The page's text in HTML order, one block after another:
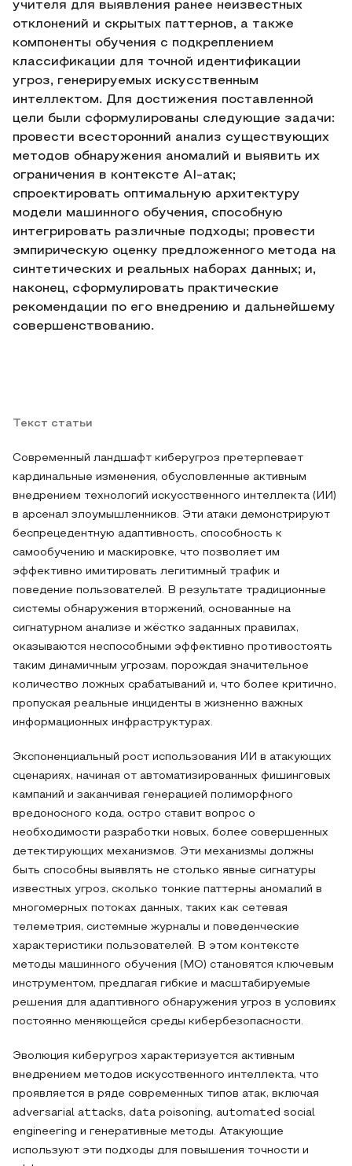
учителя для выявления ранее неизвестных
отклонений и скрытых паттернов, а также
компоненты обучения с подкреплением
классификации для точной идентификации
угроз, генерируемых искусственным
интеллектом. Для достижения поставленной
цели были сформулированы следующие задачи:
провести всесторонний анализ существующих
методов обнаружения аномалий и выявить их
ограничения в контексте AI-атак;
спроектировать оптимальную архитектуру
модели машинного обучения, способную
интегрировать различные подходы; провести
эмпирическую оценку предложенного метода на
синтетических и реальных наборах данных; и,
наконец, сформулировать практические
рекомендации по его внедрению и дальнейшему
совершенствованию.
Текст статьи
Современный ландшафт киберугроз претерпевает
кардинальные изменения, обусловленные активным
внедрением технологий искусственного интеллекта (ИИ)
в арсенал злоумышленников. Эти атаки демонстрируют
беспрецедентную адаптивность, способность к
самообучению и маскировке, что позволяет им
эффективно имитировать легитимный трафик и
поведение пользователей. В результате традиционные
системы обнаружения вторжений, основанные на
сигнатурном анализе и жёстко заданных правилах,
оказываются неспособными эффективно противостоять
таким динамичным угрозам, порождая значительное
количество ложных срабатываний и, что более критично,
пропуская реальные инциденты в жизненно важных
информационных инфраструктурах.
Экспоненциальный рост использования ИИ в атакующих
сценариях, начиная от автоматизированных фишинговых
кампаний и заканчивая генерацией полиморфного
вредоносного кода, остро ставит вопрос о
необходимости разработки новых, более совершенных
детектирующих механизмов. Эти механизмы должны
быть способны выявлять не столько явные сигнатуры
известных угроз, сколько тонкие паттерны аномалий в
многомерных потоках данных, таких как сетевая
телеметрия, системные журналы и поведенческие
характеристики пользователей. В этом контексте
методы машинного обучения (МО) становятся ключевым
инструментом, предлагая гибкие и масштабируемые
решения для адаптивного обнаружения угроз в условиях
постоянно меняющейся среды кибербезопасности.
Эволюция киберугроз характеризуется активным
внедрением методов искусственного интеллекта, что
проявляется в ряде современных типов атак, включая
adversarial attacks, data poisoning, automated social
engineering и генеративные методы. Атакующие
используют эти подходы для повышения точности и